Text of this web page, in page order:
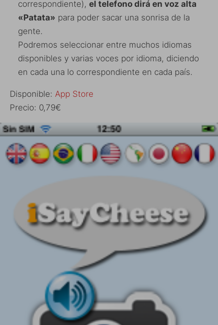
correspondiente), el telefono dirá en voz alta
«Patata» para poder sacar una sonrisa de la
gente.
Podremos seleccionar entre muchos idiomas
disponibles y varias voces por idioma, diciendo
en cada una lo correspondiente en cada país.
Disponible: App Store
Precio: 0,79€